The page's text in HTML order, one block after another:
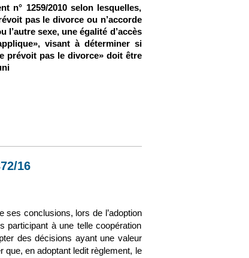
n° 1259/2010 selon lesquelles,
pas le divorce ou n’accorde
l’autre sexe, une égalité d’accès
visant à déterminer si
prévoit pas le divorce» doit être
16
ses conclusions, lors de l’adoption
participant à une telle coopération
des décisions ayant une valeur
que, en adoptant ledit règlement, le